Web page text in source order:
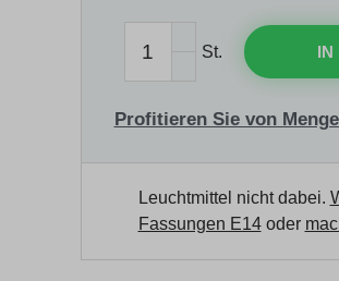
St. IN
Profitieren Sie von
Leuchtmittel nicht dabei.
Fassungen E14oder